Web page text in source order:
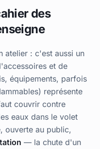
des
atelier : c'est aussi un
et de
équipements, parfois
représente
couvrir contre
eaux dans le volet
ouverte au public,
— la chute d'un